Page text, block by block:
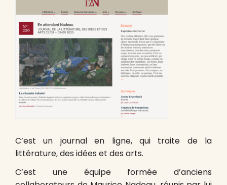
C’est un journal en ligne, qui traite de la
littérature, des idées et des arts.
C’est une équipe formée d’anciens